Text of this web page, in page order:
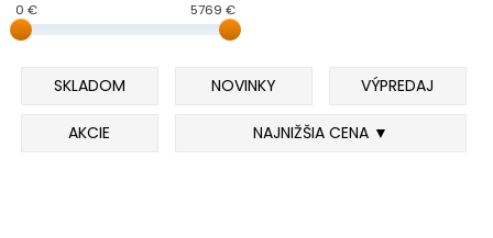
0 €
5769 €
SKLADOM NOVINKY VÝPREDAJ
AKCIE NAJNIŽŠIA CENA ▼
BIČE A DELIČKY
FEEDER ŠPIČKY